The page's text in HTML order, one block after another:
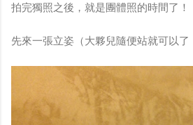
拍完獨照之後，就是團體照的時間了！
先來一張立姿（大夥兒隨便站就可以了